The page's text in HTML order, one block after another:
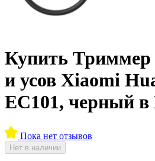
Купить Триммер
и усов Xiaomi
EC101, черный
Пока нет отзывов
Нет в наличии